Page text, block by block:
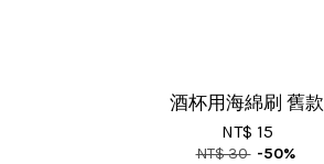
酒杯用海綿刷 舊款
NT$ 15
NT$ 30 -50%